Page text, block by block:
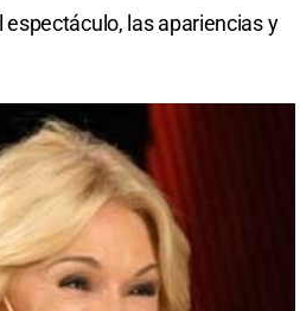
las apariencias y